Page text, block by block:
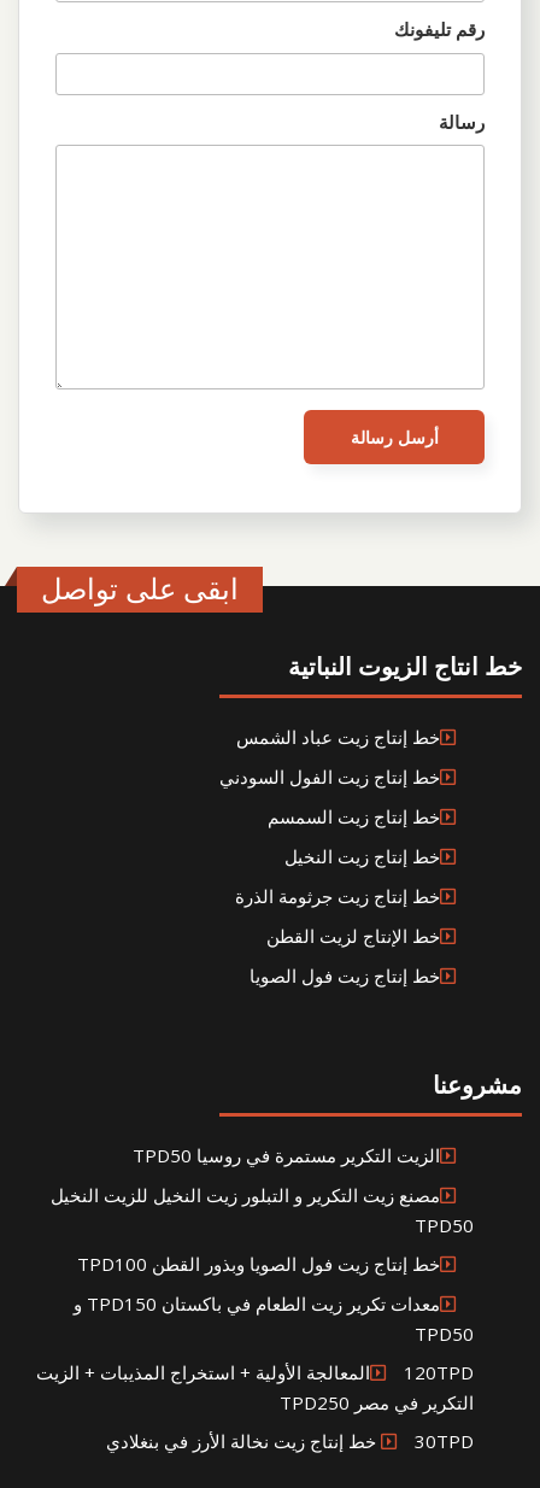
رقم تليفونك
رسالة
ابقى على تواصل
خط انتاج الزيوت النباتية
خط إنتاج زيت عباد الشمس
خط إنتاج زيت الفول السودني
خط إنتاج زيت السمسم
خط إنتاج زيت النخيل
خط إنتاج زيت جرثومة الذرة
خط الإنتاج لزيت القطن
خط إنتاج زيت فول الصويا
مشروعنا
الزيت التكرير مستمرة في روسيا TPD50
مصنع زيت التكرير و التبلور زيت النخيل للزيت النخيل
TPD50
خط إنتاج زيت فول الصويا وبذور القطن TPD100
معدات تكرير زيت الطعام في باكستان TPD150 و
TPD50
120TPDالمعالجة الأولية + استخراج المذيبات + الزيت
التكرير في مصر TPD250
30TPD خط إنتاج زيت نخالة الأرز في بنغلادي